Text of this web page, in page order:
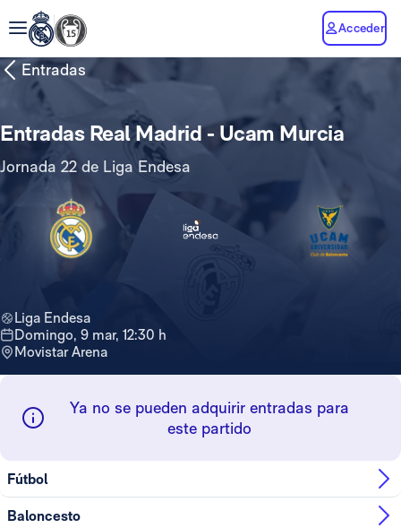
Acceder
Entradas
Entradas Real Madrid - Ucam Murcia
Jornada 22 de Liga Endesa
Liga Endesa
domingo, 9 mar, 12:30 h
Movistar Arena
Ya no se pueden adquirir entradas para
este partido
Fútbol
Baloncesto